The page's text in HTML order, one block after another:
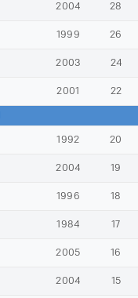
2004 28
1999 26
2003 24
2001 22
1992 20
2004 19
1996 18
1984 17
2005 16
2004 15